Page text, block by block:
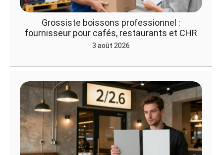
Grossiste boissons professionnel :
fournisseur pour cafés, restaurants et CHR
3 août 2026